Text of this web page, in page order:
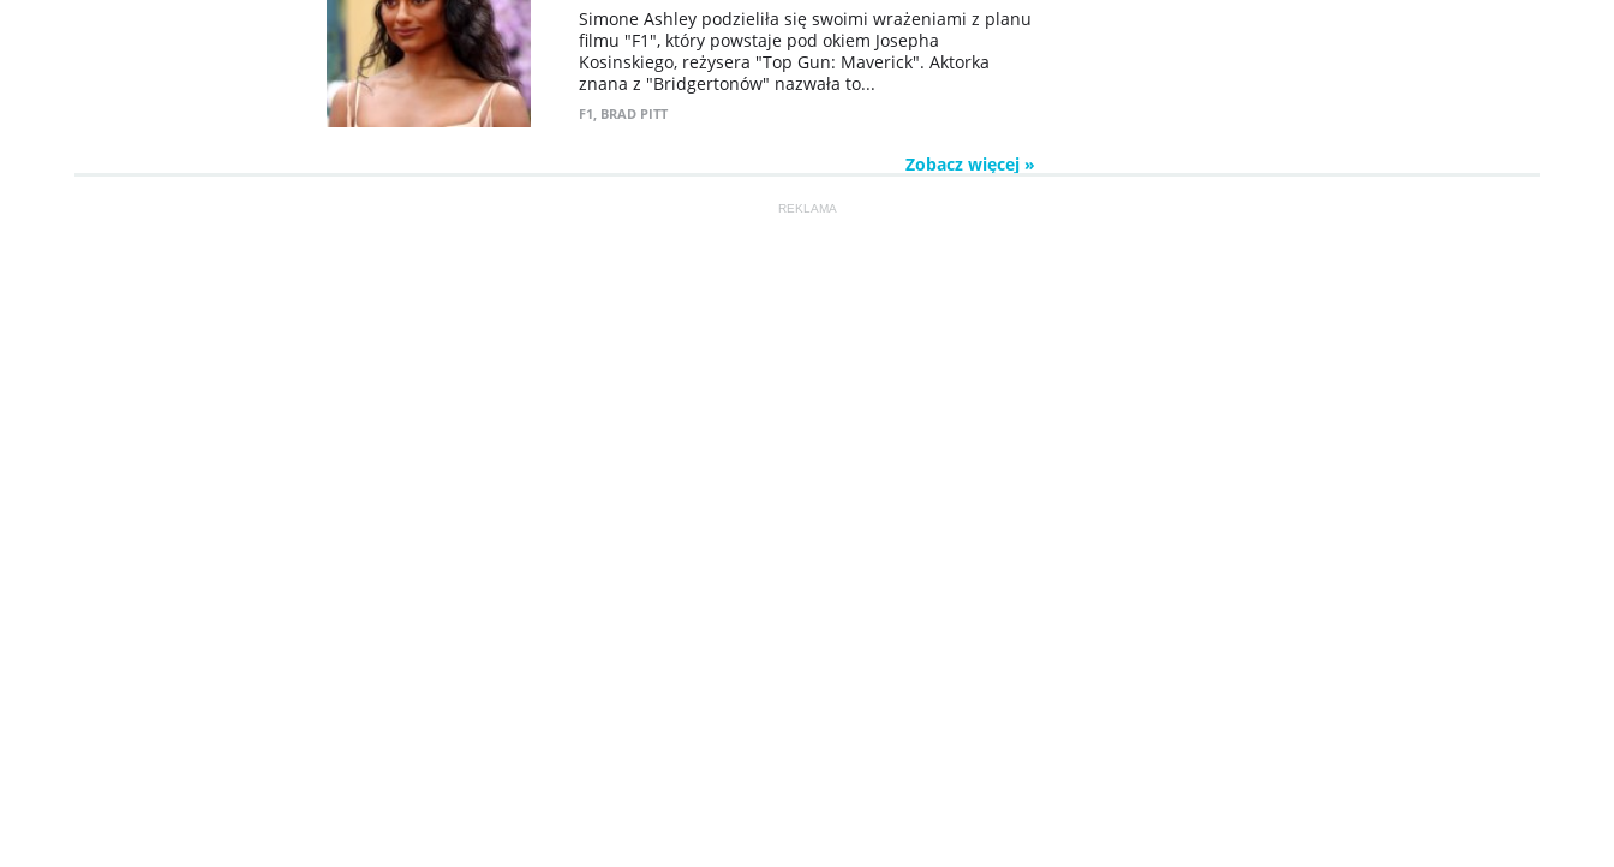
Simone Ashley podzieliła się swoimi wrażeniami z planu
filmu "F1", który powstaje pod okiem Josepha
Kosinskiego, reżysera "Top Gun: Maverick". Aktorka
znana z "Bridgertonów" nazwała to...
F1, BRAD PITT
Zobacz więcej »
REKLAMA